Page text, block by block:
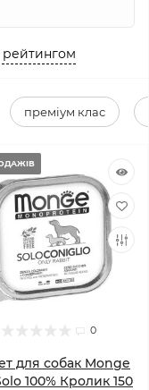
рейтингом
преміум клас
0
для собак Monge
100% Кролик 150